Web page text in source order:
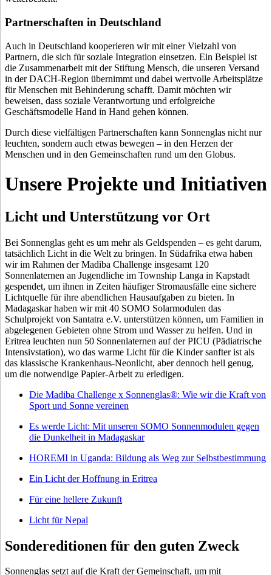
Partnerschaften in Deutschland
Auch in Deutschland kooperieren wir mit einer Vielzahl von
Partnern, die sich für soziale Integration einsetzen. Ein Beispiel ist
die Zusammenarbeit mit der Stiftung Mensch, die unseren Versand
in der DACH-Region übernimmt und dabei wertvolle Arbeitsplätze
für Menschen mit Behinderung schafft. Damit möchten wir
beweisen, dass soziale Verantwortung und erfolgreiche
Geschäftsmodelle Hand in Hand gehen können.
Durch diese vielfältigen Partnerschaften kann Sonnenglas nicht nur
leuchten, sondern auch etwas bewegen – in den Herzen der
Menschen und in den Gemeinschaften rund um den Globus.
Unsere Projekte und Initiativen
Licht und Unterstützung vor Ort
Bei Sonnenglas geht es um mehr als Geldspenden – es geht darum,
tatsächlich Licht in die Welt zu bringen. In Südafrika etwa haben
wir im Rahmen der Madiba Challenge insgesamt 120
Sonnenlaternen an Jugendliche im Township Langa in Kapstadt
gespendet, um ihnen in Zeiten häufiger Stromausfälle eine sichere
Lichtquelle für ihre abendlichen Hausaufgaben zu bieten. In
Madagaskar haben wir mit 40 SOMO Solarmodulen das
Schulprojekt von Santatra e.V. unterstützen können, um Familien in
abgelegenen Gebieten ohne Strom und Wasser zu helfen. Und in
Eritrea leuchten nun 50 Sonnenlaternen auf der PICU (Pädiatrische
Intensivstation), wo das warme Licht für die Kinder sanfter ist als
das klassische Krankenhaus-Neonlicht, aber dennoch hell genug,
um die notwendige Papier-Arbeit zu erledigen.
Die Madiba Challenge x Sonnenglas®: Wie wir die Kraft von
Sport und Sonne vereinen
Es werde Licht: Mit unseren SOMO Sonnenmodulen gegen
die Dunkelheit in Madagaskar
HOREMI in Uganda: Bildung als Weg zur Selbstbestimmung
Ein Licht der Hoffnung in Eritrea
Für eine hellere Zukunft
Licht für Nepal
Sondereditionen für den guten Zweck
Sonnenglas setzt auf die Kraft der Gemeinschaft, um mit